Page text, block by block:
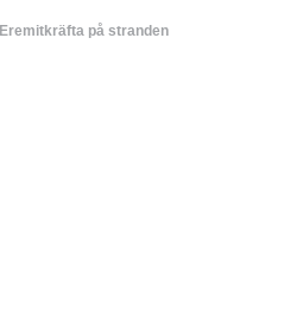
Eremitkräfta på stranden